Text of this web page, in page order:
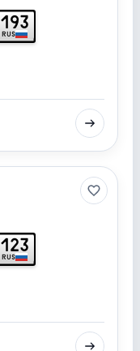
193
RUS
123
RUS